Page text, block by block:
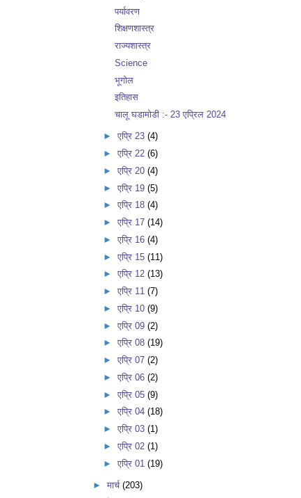
पर्यावरण
शिक्षणशास्त्र
राज्यशास्त्र
Science
भूगोल
इतिहास
चालू घडामोडी :- 23 एप्रिल 2024
►एप्रि 23(4)
►एप्रि 22(6)
►एप्रि 20(4)
►एप्रि 19(5)
►एप्रि 18(4)
►एप्रि 17(14)
►एप्रि 16(4)
►एप्रि 15(11)
►एप्रि 12(13)
►एप्रि 11(7)
►एप्रि 10(9)
►एप्रि 09(2)
►एप्रि 08(19)
►एप्रि 07(2)
►एप्रि 06(2)
►एप्रि 05(9)
►एप्रि 04(18)
►एप्रि 03(1)
►एप्रि 02(1)
►एप्रि 01(19)
► मार्च (203)